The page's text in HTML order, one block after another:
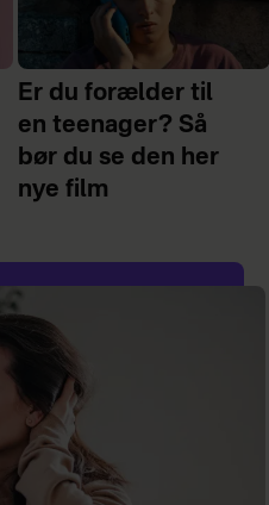
Er du forælder til
en teenager? Så
bør du se den her
nye film